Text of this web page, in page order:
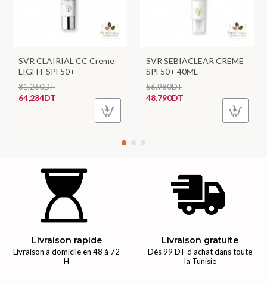
SVR CLAIRIAL CC Creme
LIGHT SPF50+
64,284DT
81,260DT
SVR SEBIACLEAR CREME
SPF50+ 40ML
48,790DT
56,980DT
Livraison rapide
Livraison à domicile en 48 à 72
H
Livraison gratuite
Dès 99 DT d'achat dans toute
la Tunisie